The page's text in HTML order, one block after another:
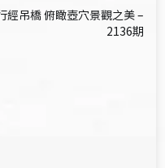
經吊橋 俯瞰壺穴景觀之美 –
2136期